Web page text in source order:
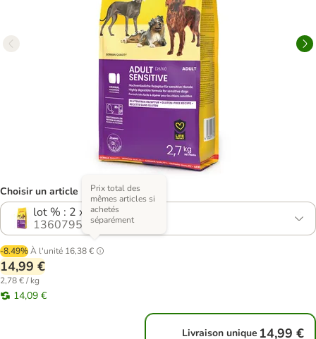
Choisir un article (4 variantes)
lot % : 2 x 2,7 kg
1360795.4
-8.49%À l'unité 16,38 €
Prix total des
mêmes articles si
achetés
séparément
14,99 €
2,78 € / kg
14,09 €
Livraison unique 14,99 €